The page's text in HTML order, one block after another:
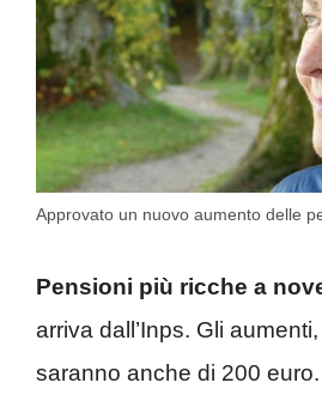
Approvato un nuovo aumento delle
Pensioni più ricche a
arriva dall’Inps. Gli
saranno anche di 200